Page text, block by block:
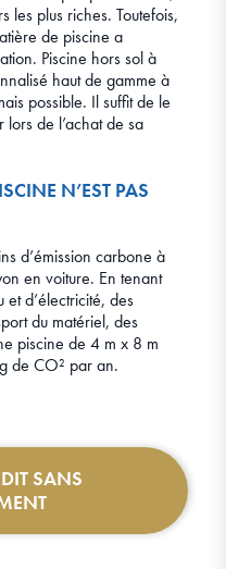
les plus riches. Toutefois,
de piscine a
Piscine hors sol à
haut de gamme à
possible. Il suffit de le
de l’achat de sa
N’EST PAS
d’émission carbone à
en voiture. En tenant
et d’électricité, des
du matériel, des
piscine de 4 m x 8 m
de CO² par an.
SANS